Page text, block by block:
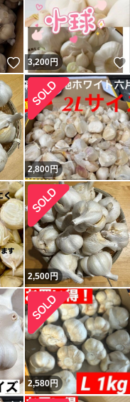
いいね！
3,200円
2,800円
2,500円
2,580円